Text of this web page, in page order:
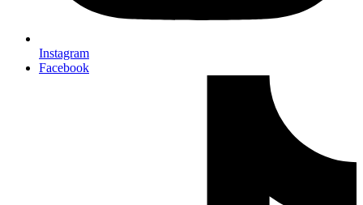
Instagram
Facebook